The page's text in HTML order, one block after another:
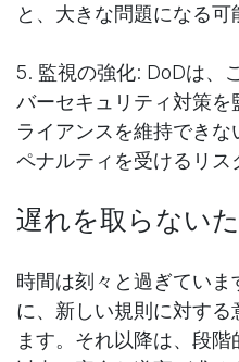
と、大きな問題になる可
5. 監視の強化: DoDは、
バーセキュリティ対策
ライアンスを維持でき
ペナルティを受けるリス
遅れを取らない
時間は刻々と過ぎてい
に、新しい規則に対する
ます。それ以降は、段